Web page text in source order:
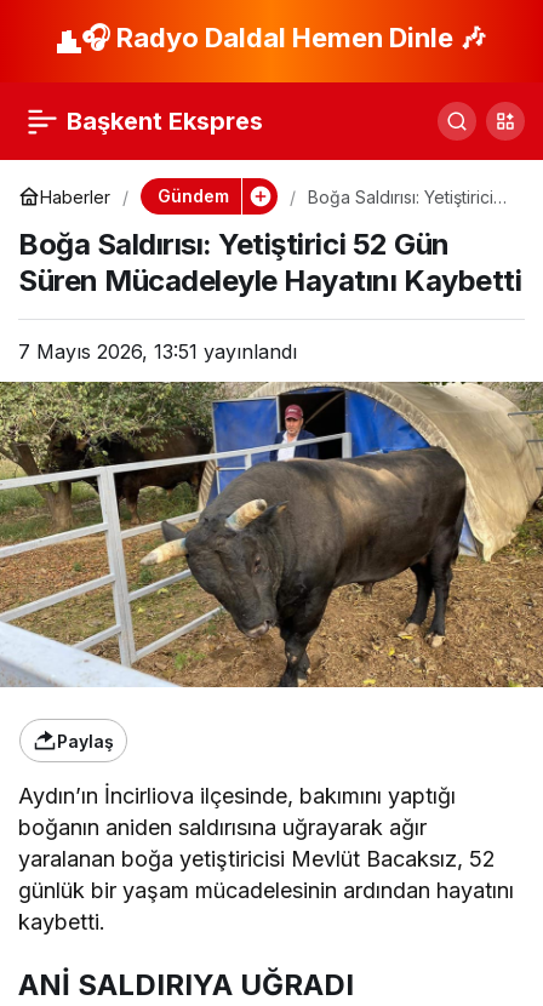
🎧 Radyo Daldal Hemen Dinle 🎶
Başkent Ekspres
Haberler Gündem
Boğa Saldırısı: Yetiştirici
Mücadeleyle Hayatını
Kaybetti
Boğa Saldırısı: Yetiştirici 52 Gün
Süren Mücadeleyle Hayatını Kaybetti
7 Mayıs 2026, 13:51 yayınlandı
Paylaş
Aydın’ın İncirliova ilçesinde, bakımını yaptığı
boğanın aniden saldırısına uğrayarak ağır
yaralanan boğa yetiştiricisi Mevlüt Bacaksız, 52
günlük bir yaşam mücadelesinin ardından hayatını
kaybetti.
ANİ SALDIRIYA UĞRADI
Özgür Özel: Savunma
Gecikiyor
Paylaş